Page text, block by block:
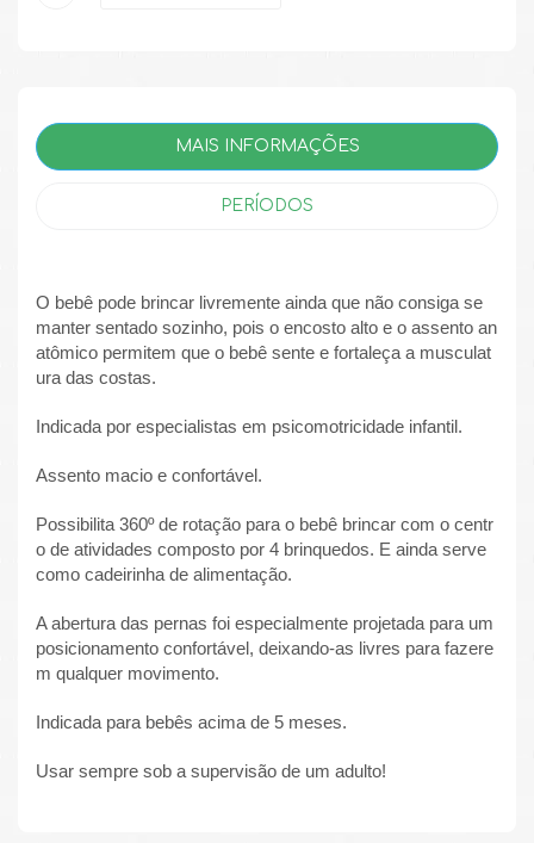
MAIS INFORMAÇÕES
PERÍODOS
O bebê pode brincar livremente ainda que não consiga se
manter sentado sozinho, pois o encosto alto e o assento an
atômico permitem que o bebê sente e fortaleça a musculat
ura das costas.
Indicada por especialistas em psicomotricidade infantil.
Assento macio e confortável.
Possibilita 360º de rotação para o bebê brincar com o centr
o de atividades composto por 4 brinquedos. E ainda serve
como cadeirinha de alimentação.
A abertura das pernas foi especialmente projetada para um
posicionamento confortável, deixando-as livres para fazere
m qualquer movimento.
Indicada para bebês acima de 5 meses.
Usar sempre sob a supervisão de um adulto!